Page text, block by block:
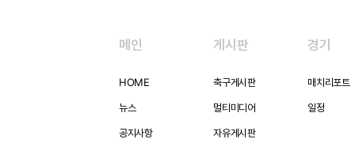
메인
HOME
뉴스
공지사항
게시판
축구게시판
멀티미디어
자유게시판
경기
매치리포트
일정